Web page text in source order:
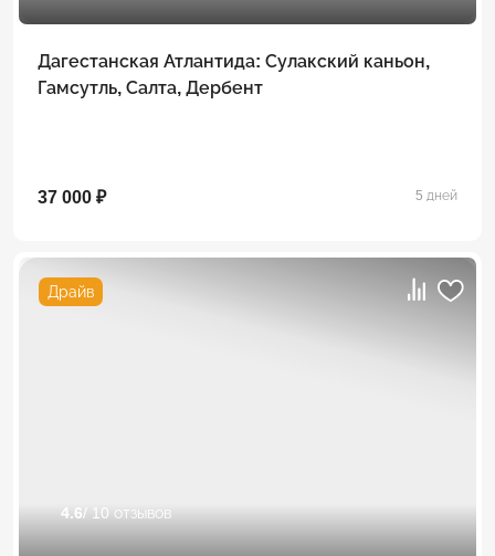
Дагестанская Атлантида: Сулакский каньон,
Гамсутль, Салта, Дербент
37 000 ₽ 5 дней
Драйв
4.6/ 10 отзывов